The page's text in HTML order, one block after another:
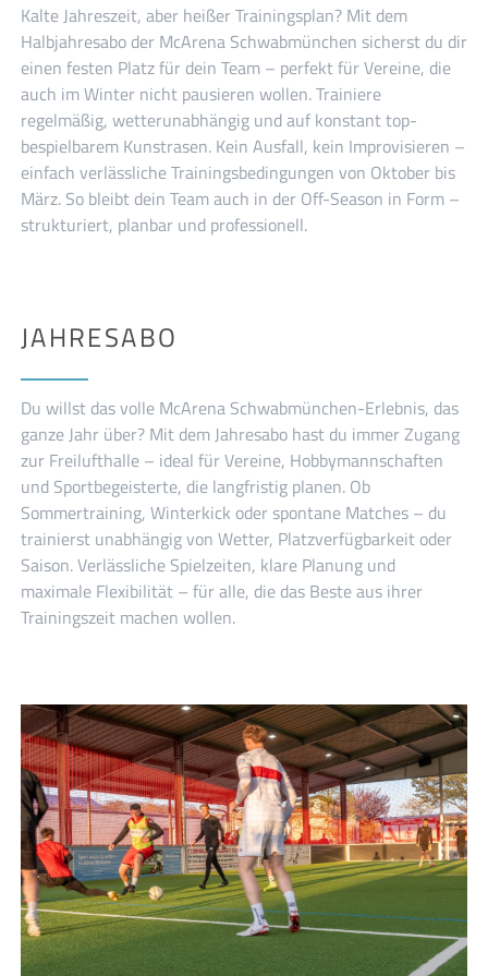
Kalte Jahreszeit, aber heißer Trainingsplan? Mit dem
Halbjahresabo der McArena Schwabmünchen sicherst du dir
einen festen Platz für dein Team – perfekt für Vereine, die
auch im Winter nicht pausieren wollen. Trainiere
regelmäßig, wetterunabhängig und auf konstant top-
bespielbarem Kunstrasen. Kein Ausfall, kein Improvisieren –
einfach verlässliche Trainingsbedingungen von Oktober bis
März. So bleibt dein Team auch in der Off-Season in Form –
strukturiert, planbar und professionell.
JAHRESABO
Du willst das volle McArena Schwabmünchen-Erlebnis, das
ganze Jahr über? Mit dem Jahresabo hast du immer Zugang
zur Freilufthalle – ideal für Vereine, Hobbymannschaften
und Sportbegeisterte, die langfristig planen. Ob
Sommertraining, Winterkick oder spontane Matches – du
trainierst unabhängig von Wetter, Platzverfügbarkeit oder
Saison. Verlässliche Spielzeiten, klare Planung und
maximale Flexibilität – für alle, die das Beste aus ihrer
Trainingszeit machen wollen.